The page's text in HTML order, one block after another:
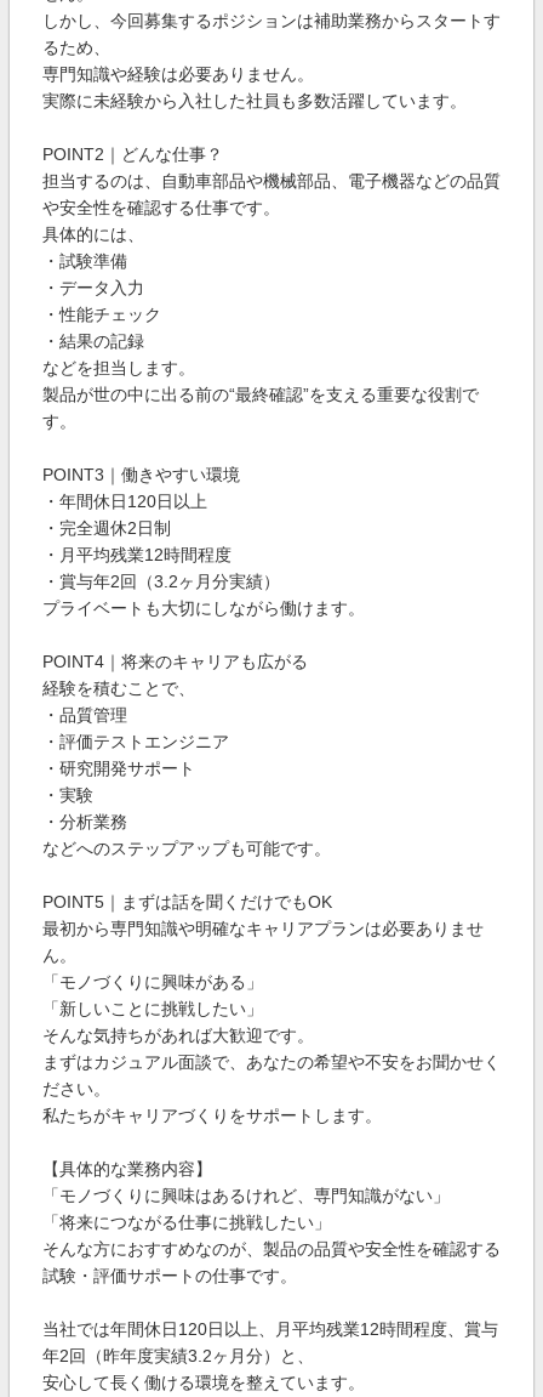
しかし、今回募集するポジションは補助業務からスタートす
るため、
専門知識や経験は必要ありません。
実際に未経験から入社した社員も多数活躍しています。
POINT2｜どんな仕事？
担当するのは、自動車部品や機械部品、電子機器などの品質
や安全性を確認する仕事です。
具体的には、
・試験準備
・データ入力
・性能チェック
・結果の記録
などを担当します。
製品が世の中に出る前の“最終確認”を支える重要な役割で
す。
POINT3｜働きやすい環境
・年間休日120日以上
・完全週休2日制
・月平均残業12時間程度
・賞与年2回（3.2ヶ月分実績）
プライベートも大切にしながら働けます。
POINT4｜将来のキャリアも広がる
経験を積むことで、
・品質管理
・評価テストエンジニア
・研究開発サポート
・実験
・分析業務
などへのステップアップも可能です。
POINT5｜まずは話を聞くだけでもOK
最初から専門知識や明確なキャリアプランは必要ありませ
ん。
「モノづくりに興味がある」
「新しいことに挑戦したい」
そんな気持ちがあれば大歓迎です。
まずはカジュアル面談で、あなたの希望や不安をお聞かせく
ださい。
私たちがキャリアづくりをサポートします。
【具体的な業務内容】
「モノづくりに興味はあるけれど、専門知識がない」
「将来につながる仕事に挑戦したい」
そんな方におすすめなのが、製品の品質や安全性を確認する
試験・評価サポートの仕事です。
当社では年間休日120日以上、月平均残業12時間程度、賞与
年2回（昨年度実績3.2ヶ月分）と、
安心して長く働ける環境を整えています。